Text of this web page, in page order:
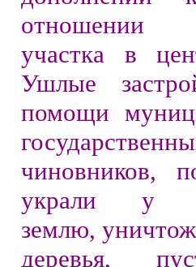
отношении
участка в
Ушлые
помощи
чиновников,
украли у
землю,
деревья,